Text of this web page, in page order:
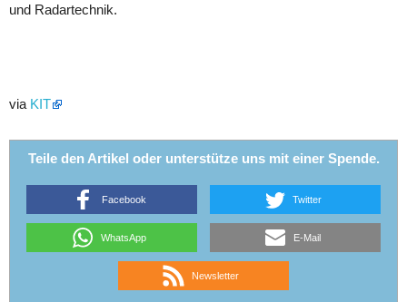
und Radartechnik.
via KIT
Teile den Artikel oder unterstütze uns mit einer Spende.
Facebook Twitter
WhatsApp E-Mail
Newsletter